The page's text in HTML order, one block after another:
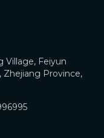
Village, Feiyun
Zhejiang Province,